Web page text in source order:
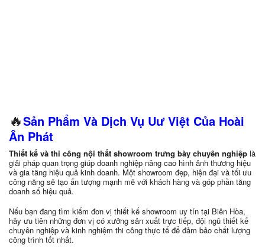
🔥Sản Phẩm Và Dịch Vụ Uư Việt Của Hoài
Ân Phát
Thiết kế và thi công nội thất showroom trưng bày chuyên nghiệp là
giải pháp quan trọng giúp doanh nghiệp nâng cao hình ảnh thương hiệu
và gia tăng hiệu quả kinh doanh. Một showroom đẹp, hiện đại và tối ưu
công năng sẽ tạo ấn tượng mạnh mẽ với khách hàng và góp phần tăng
doanh số hiệu quả.
Nếu bạn đang tìm kiếm đơn vị thiết kế showroom uy tín tại Biên Hòa,
hãy ưu tiên những đơn vị có xưởng sản xuất trực tiếp, đội ngũ thiết kế
chuyên nghiệp và kinh nghiệm thi công thực tế để đảm bảo chất lượng
công trình tốt nhất.